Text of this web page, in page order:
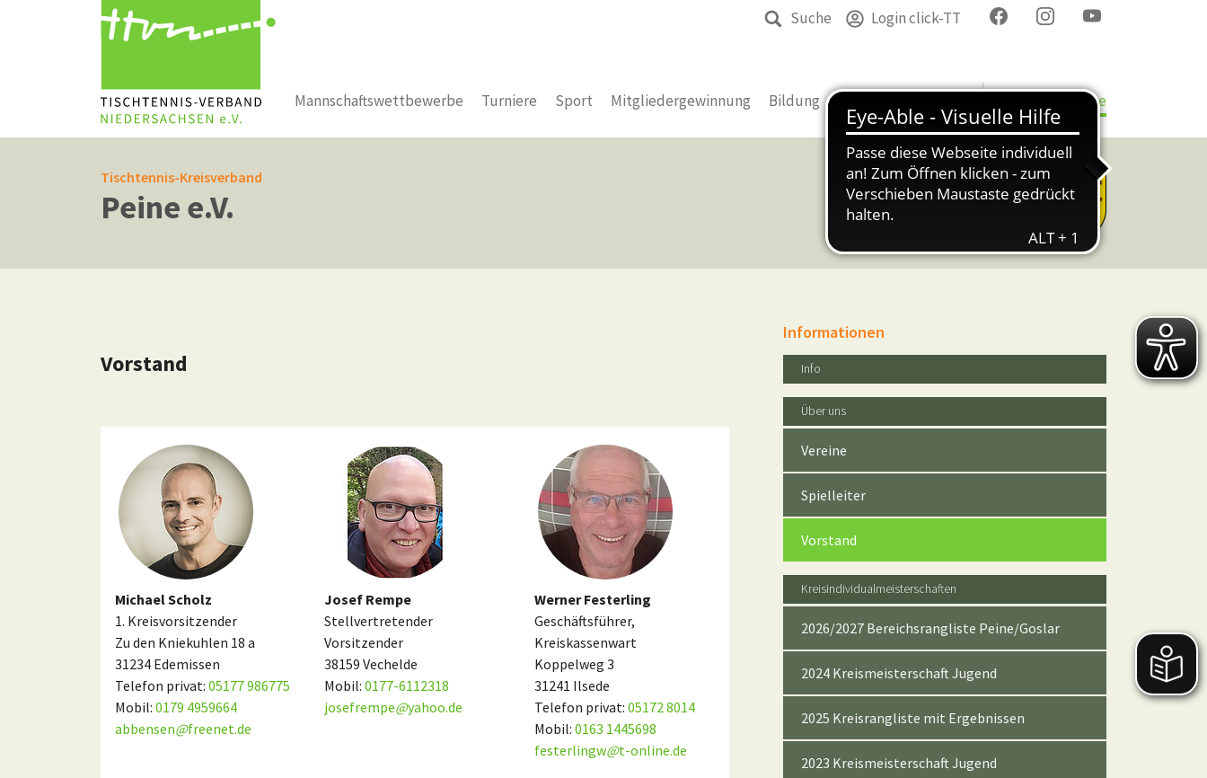
Suche Login click-TT
Mannschaftswettbewerbe Turniere Sport Mitgliedergewinnung Bildung Bezirke & Kreise
Tischtennis-Kreisverband
Peine e.V.
Vorstand
Michael Scholz
1. Kreisvorsitzender
Zu den Kniekuhlen 18 a
31234 Edemissen
Telefon privat: 05177 986775
Mobil: 0179 4959664
abbensen@freenet.de
Josef Rempe
Stellvertretender
Vorsitzender
38159 Vechelde
Mobil:0177-6112318
josefrempe@yahoo.de
Werner Festerling
Geschäftsführer,
Kreiskassenwart
Koppelweg 3
31241 Ilsede
Telefon privat: 05172 8014
Mobil: 0163 1445698
festerlingw@t-online.de
Informationen
Info
Über uns
Vereine
Spielleiter
Vorstand
Kreisindividualmeisterschaften
2026/2027 Bereichsrangliste Peine/Goslar
2024 Kreismeisterschaft Jugend
2025 Kreisrangliste mit Ergebnissen
2023 Kreismeisterschaft Jugend